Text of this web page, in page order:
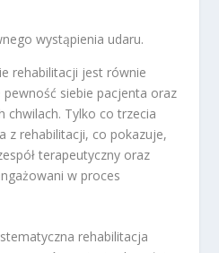
wystąpienia udaru.
rehabilitacji jest równie
siebie pacjenta oraz
chwilach. Tylko co trzecia
z rehabilitacji, co pokazuje,
terapeutyczny oraz
w proces
rehabilitacja